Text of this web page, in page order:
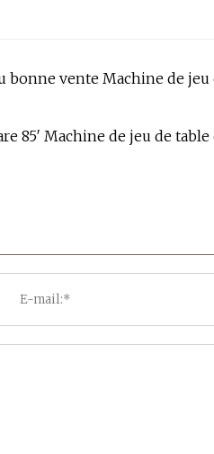
vente Machine de
85′ Machine de jeu de